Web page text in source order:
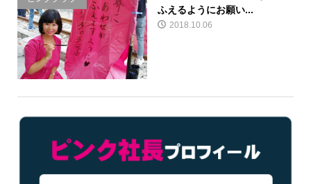
ふえるようにお願い...
2018.10.06